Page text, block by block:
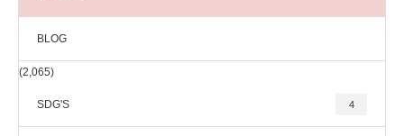
BLOG
(2,065)
SDG'S 4